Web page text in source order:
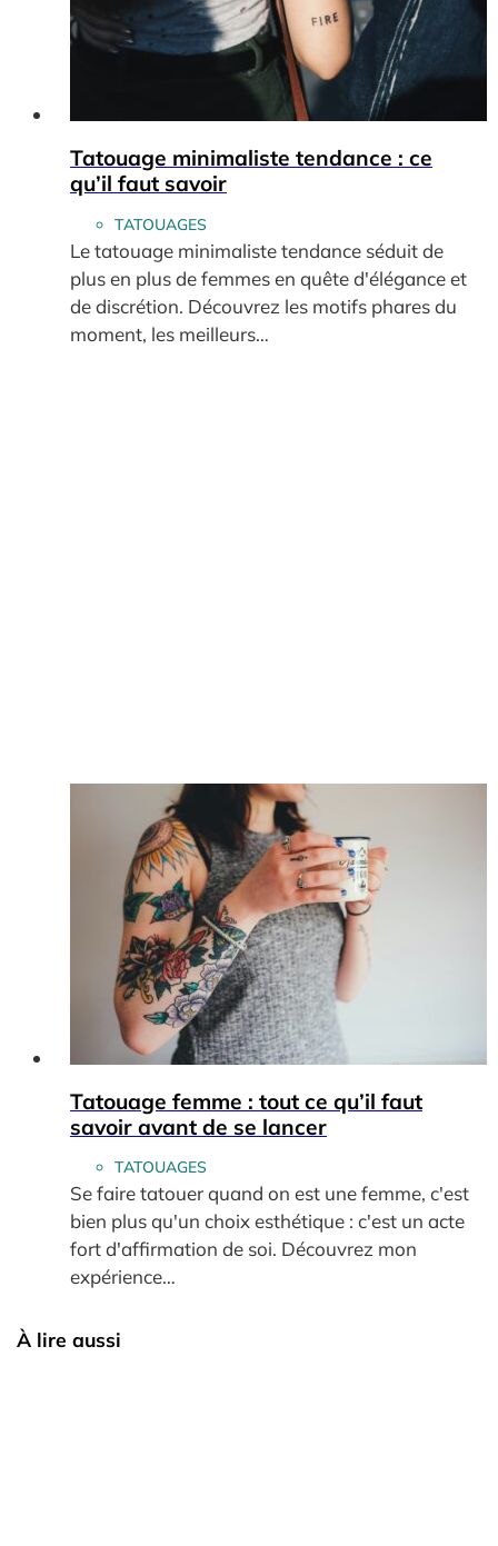
Tatouage minimaliste tendance : ce
qu’il faut savoir
TATOUAGES
Le tatouage minimaliste tendance séduit de
plus en plus de femmes en quête d'élégance et
de discrétion. Découvrez les motifs phares du
moment, les meilleurs…
Tatouage femme : tout ce qu’il faut
savoir avant de se lancer
TATOUAGES
Se faire tatouer quand on est une femme, c'est
bien plus qu'un choix esthétique : c'est un acte
fort d'affirmation de soi. Découvrez mon
expérience…
À lire aussi